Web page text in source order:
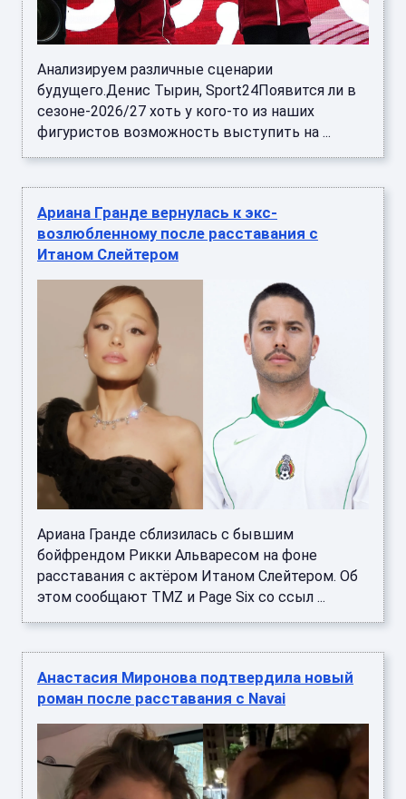
Анализируем различные сценарии
будущего.Денис Тырин, Sport24Появится ли в
сезоне-2026/27 хоть у кого-то из наших
фигуристов возможность выступить на ...
Ариана Гранде вернулась к экс-
возлюбленному после расставания с
Итаном Слейтером
Ариана Гранде сблизилась с бывшим
бойфрендом Рикки Альваресом на фоне
расставания с актёром Итаном Слейтером. Об
этом сообщают TMZ и Page Six со ссыл ...
Анастасия Миронова подтвердила новый
роман после расставания с Navai